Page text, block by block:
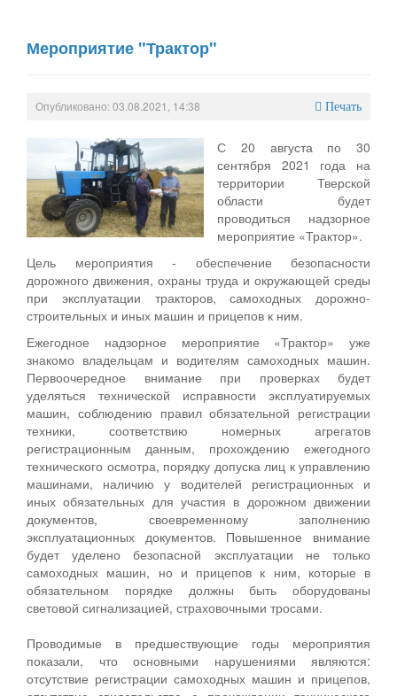
Мероприятие "Трактор"
Опубликовано: 03.08.2021, 14:38 Печать
С 20 августа по 30
сентября 2021 года на
территории Тверской
области будет
проводиться надзорное
мероприятие «Трактор».
Цель мероприятия - обеспечение безопасности
дорожного движения, охраны труда и окружающей среды
при эксплуатации тракторов, самоходных дорожно-
строительных и иных машин и прицепов к ним.
Ежегодное надзорное мероприятие «Трактор» уже
знакомо владельцам и водителям самоходных машин.
Первоочередное внимание при проверках будет
уделяться технической исправности эксплуатируемых
машин, соблюдению правил обязательной регистрации
техники, соответствию номерных агрегатов
регистрационным данным, прохождению ежегодного
технического осмотра, порядку допуска лиц к управлению
машинами, наличию у водителей регистрационных и
иных обязательных для участия в дорожном движении
документов, своевременному заполнению
эксплуатационных документов. Повышенное внимание
будет уделено безопасной эксплуатации не только
самоходных машин, но и прицепов к ним, которые в
обязательном порядке должны быть оборудованы
световой сигнализацией, страховочными тросами.
Проводимые в предшествующие годы мероприятия
показали, что основными нарушениями являются:
отсутствие регистрации самоходных машин и прицепов,